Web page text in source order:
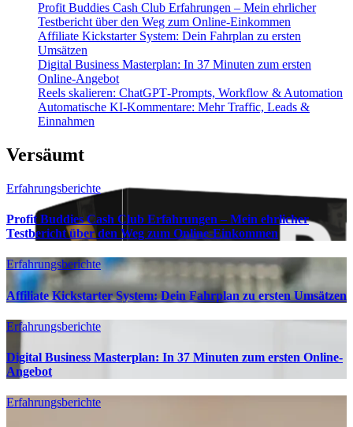
Profit Buddies Cash Club Erfahrungen – Mein ehrlicher
Testbericht über den Weg zum Online-Einkommen
Affiliate Kickstarter System: Dein Fahrplan zu ersten
Umsätzen
Digital Business Masterplan: In 37 Minuten zum ersten
Online-Angebot
Reels skalieren: ChatGPT‑Prompts, Workflow & Automation
Automatische KI‑Kommentare: Mehr Traffic, Leads &
Einnahmen
Versäumt
Erfahrungsberichte
Profit Buddies Cash Club Erfahrungen – Mein ehrlicher
Testbericht über den Weg zum Online-Einkommen
Erfahrungsberichte
Affiliate Kickstarter System: Dein Fahrplan zu ersten Umsätzen
Erfahrungsberichte
Digital Business Masterplan: In 37 Minuten zum ersten Online-
Angebot
Erfahrungsberichte